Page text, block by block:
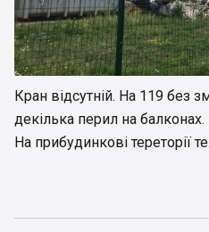
Кран відсутній. На 119 без
декілька перил на балконах.
На прибудинкові тереторії